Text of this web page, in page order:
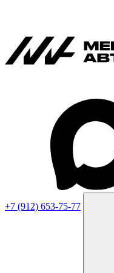
+7 (912) 653-75-77